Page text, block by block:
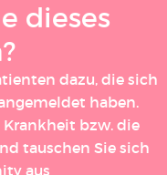
dieses
dazu, die sich
haben.
bzw. die
tauschen Sie sich
aus